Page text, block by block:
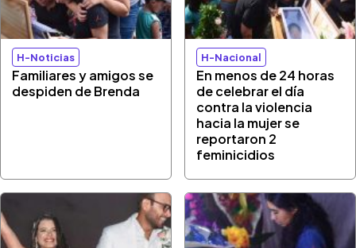
H-Noticias
Familiares y amigos se
despiden de Brenda
H-Nacional
En menos de 24 horas
de celebrar el día
contra la violencia
hacia la mujer se
reportaron 2
feminicidios